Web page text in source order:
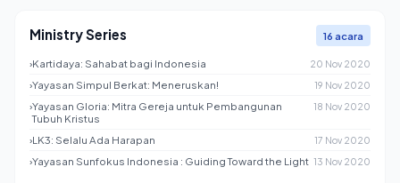
Ministry Series 16 acara
›Kartidaya: Sahabat bagi Indonesia 20 Nov 2020
›Yayasan Simpul Berkat: Meneruskan! 19 Nov 2020
›Yayasan Gloria: Mitra Gereja untuk Pembangunan
Tubuh Kristus
18 Nov 2020
›LK3: Selalu Ada Harapan 17 Nov 2020
›Yayasan Sunfokus Indonesia : Guiding Toward the Light 13 Nov 2020